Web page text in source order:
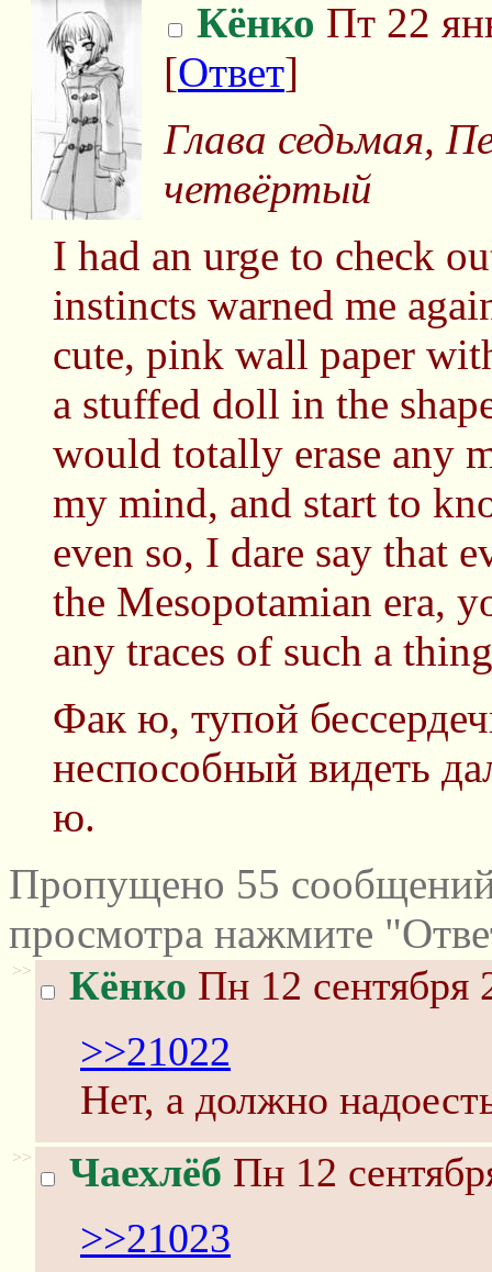
Кёнко Пт 22
[Ответ]
Глава седьмая,
четвёртый
I had an urge to check
instincts warned me
cute, pink wall paper
a stuffed doll in the
would totally erase any
my mind, and start to
even so, I dare say that
the Mesopotamian era,
any traces of such a
Фак ю, тупой
неспособный видеть
ю.
Пропущено 55
просмотра нажмите
>> Кёнко Пн 12 сентября
>>21022
Нет, а должно
>> Чаехлёб Пн 12
>>21023